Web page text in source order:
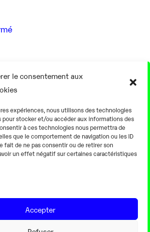
le consentement aux
expériences, nous utilisons des technologies
pour stocker et/ou accéder aux informations des
à ces technologies nous permettra de
que le comportement de navigation ou les ID
fait de ne pas consentir ou de retirer son
un effet négatif sur certaines caractéristiques
Accepter